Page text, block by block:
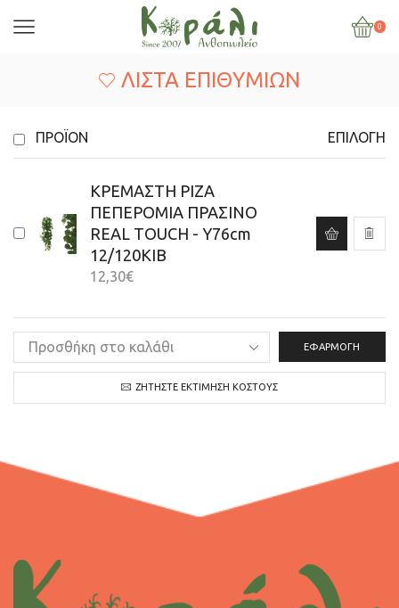
0
ΛΊΣΤΑ ΕΠΙΘΥΜΙΏΝ
ΠΡΟΪΌΝ ΕΠΙΛΟΓΉ
ΚΡΕΜΑΣΤΗ ΡΙΖΑ
ΠΕΠΕΡΟΜΙΑ ΠΡΑΣΙΝΟ
REAL TOUCH - Y76cm
12/120KIB
12,30€
ΕΦΑΡΜΟΓΉ
ΖΗΤΉΣΤΕ ΕΚΤΊΜΗΣΗ ΚΌΣΤΟΥΣ